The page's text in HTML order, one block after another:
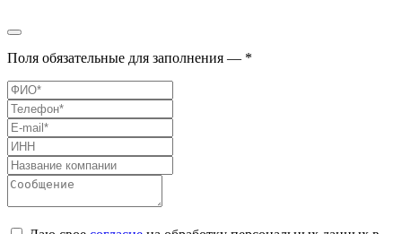
Поля обязательные для заполнения — *